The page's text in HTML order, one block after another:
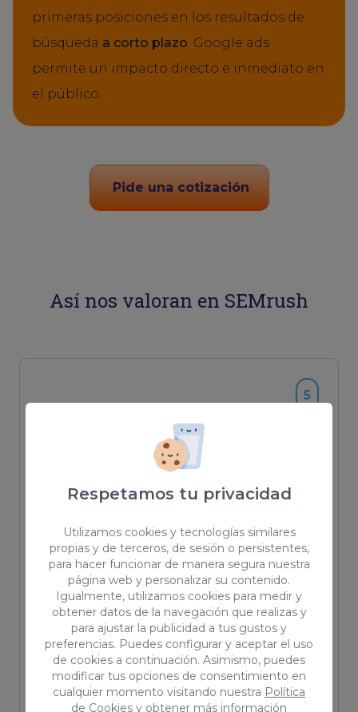
Respetamos tu privacidad
Utilizamos cookies y tecnologías similares
propias y de terceros, de sesión o persistentes,
para hacer funcionar de manera segura nuestra
página web y personalizar su contenido.
Igualmente, utilizamos cookies para medir y
obtener datos de la navegación que realizas y
para ajustar la publicidad a tus gustos y
preferencias. Puedes configurar y aceptar el uso
de cookies a continuación. Asimismo, puedes
modificar tus opciones de consentimiento en
cualquier momento visitando nuestra Política
de Cookies y obtener más información
primeras posiciones en los resultados de
búsqueda a corto plazo. Google ads
permite un impacto directo e inmediato en
el público.
Pide una cotización
Así nos valoran en SEMrush
Coco Solution
A Leading Search and Build Agency in
Las Palmas de Gran Canaria, Canary
Islands, Spain
Remote work
10-49
2017
5
Agencia especializada en el
posicionamiento orgánico con clientes en
más de 5 países en menos de 4 años con